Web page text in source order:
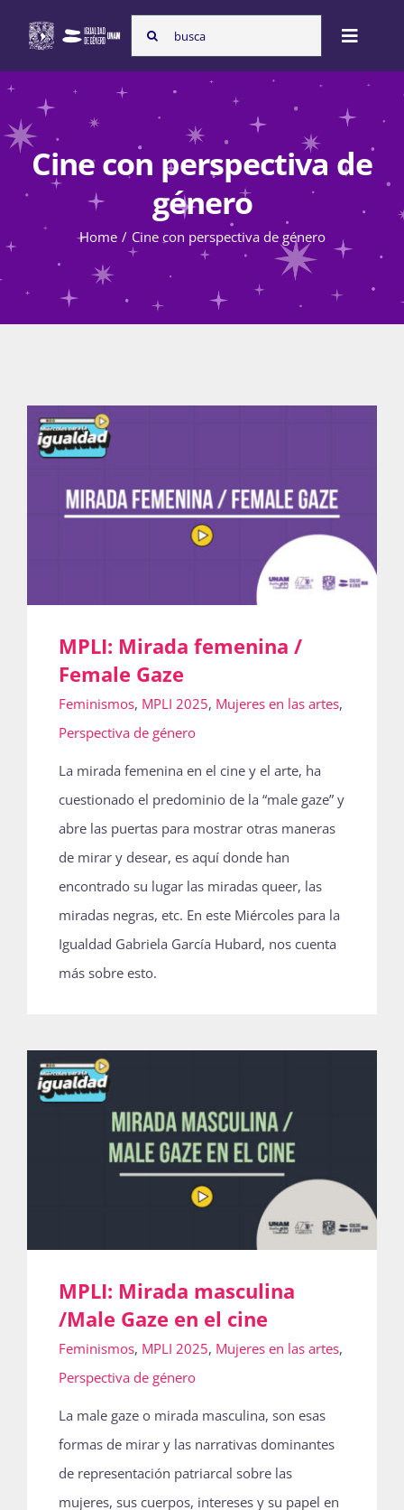
content
Search
for:
Toggle
Nosotras
Programas
Atención de la violencia de género
La Boletina
Súmate
Publicaciones
Bienvenida generación 2027-1
Cine con perspectiva de
género
Home Cine con perspectiva de género
MPLI: Mirada femenina /
Female Gaze
Feminismos, MPLI 2025, Mujeres en las artes,
Perspectiva de género
La mirada femenina en el cine y el arte, ha
cuestionado el predominio de la “male gaze” y
abre las puertas para mostrar otras maneras
de mirar y desear, es aquí donde han
encontrado su lugar las miradas queer, las
miradas negras, etc. En este Miércoles para la
Igualdad Gabriela García Hubard, nos cuenta
más sobre esto.
MPLI: Mirada masculina
/Male Gaze en el cine
Feminismos, MPLI 2025, Mujeres en las artes,
Perspectiva de género
La male gaze o mirada masculina, son esas
formas de mirar y las narrativas dominantes
de representación patriarcal sobre las
mujeres, sus cuerpos, intereses y su papel en